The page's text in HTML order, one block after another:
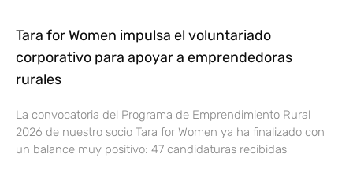
Tara for Women impulsa el voluntariado
corporativo para apoyar a emprendedoras
rurales
La convocatoria del Programa de Emprendimiento Rural
2026 de nuestro socio Tara for Women ya ha finalizado con
un balance muy positivo: 47 candidaturas recibidas